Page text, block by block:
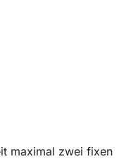
maximal zwei fixen